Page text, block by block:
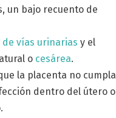
un bajo recuento de
vías urinarias y el
o cesárea.
la placenta no cumpla
dentro del útero o